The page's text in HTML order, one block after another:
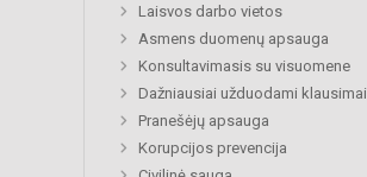
Laisvos darbo vietos
Asmens duomenų apsauga
Konsultavimasis su visuomene
Dažniausiai užduodami klausimai
Pranešėjų apsauga
Korupcijos prevencija